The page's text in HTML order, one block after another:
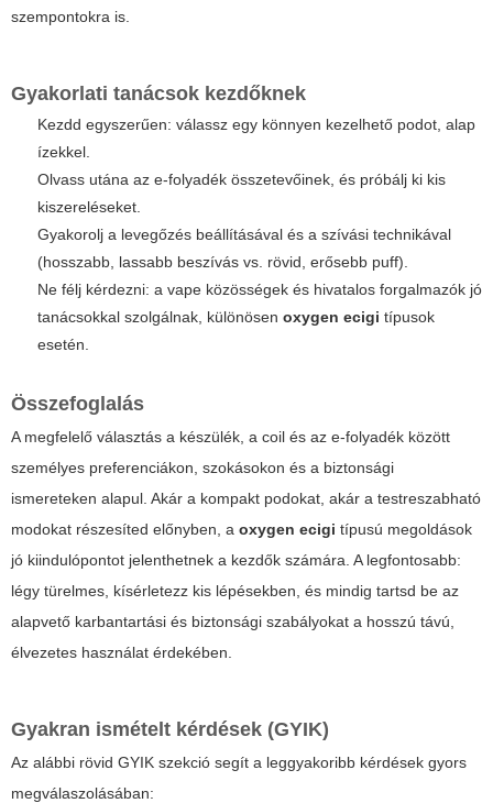
szempontokra is.
Gyakorlati tanácsok kezdőknek
Kezdd egyszerűen: válassz egy könnyen kezelhető podot, alap
ízekkel.
Olvass utána az e-folyadék összetevőinek, és próbálj ki kis
kiszereléseket.
Gyakorolj a levegőzés beállításával és a szívási technikával
(hosszabb, lassabb beszívás vs. rövid, erősebb puff).
Ne félj kérdezni: a vape közösségek és hivatalos forgalmazók jó
tanácsokkal szolgálnak, különösen oxygen ecigi típusok
esetén.
Összefoglalás
A megfelelő választás a készülék, a coil és az e-folyadék között
személyes preferenciákon, szokásokon és a biztonsági
ismereteken alapul. Akár a kompakt podokat, akár a testreszabható
modokat részesíted előnyben, a oxygen ecigi típusú megoldások
jó kiindulópontot jelenthetnek a kezdők számára. A legfontosabb:
légy türelmes, kísérletezz kis lépésekben, és mindig tartsd be az
alapvető karbantartási és biztonsági szabályokat a hosszú távú,
élvezetes használat érdekében.
Gyakran ismételt kérdések (GYIK)
Az alábbi rövid GYIK szekció segít a leggyakoribb kérdések gyors
megválaszolásában: